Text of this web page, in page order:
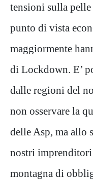
tensioni sulla
punto di vista
maggiormente
di Lockdown. E’
dalle regioni del
non osservare la
delle Asp, ma allo
nostri imprenditori
montagna di